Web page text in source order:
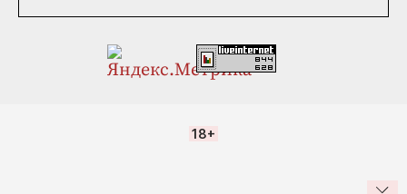
18+